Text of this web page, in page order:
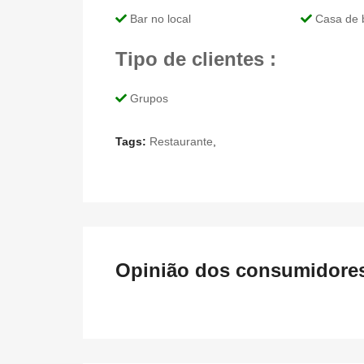
Bar no local Casa de
Tipo de clientes :
Grupos
Tags: Restaurante
Opinião dos